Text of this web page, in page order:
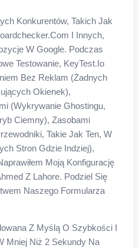
Konkurentów, Takich Jak
I Innych,
W Google. Podczas
Testowanie, KeyTest.io
Bez Reklam (żadnych
Okienek),
(wykrywanie Ghostingu,
Ciemny), Zasobami
Takie Jak Ten, W
Stron Gdzie Indziej),
Moją Konfigurację
Z Lahore. Podziel Się
Naszego Formularza
Z Myślą O Szybkości I
Mniej Niż 2 Sekundy Na